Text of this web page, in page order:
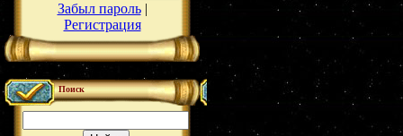
Забыл пароль|
Регистрация
Поиск